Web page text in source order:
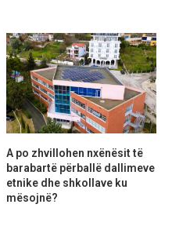
A po zhvillohen nxënësit të
barabartë përballë dallimeve
etnike dhe shkollave ku
mësojnë?